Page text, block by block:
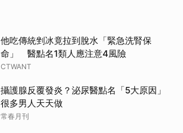
他吃傳統剉冰竟拉到脫水「緊急洗腎保
命」 醫點名1類人應注意4風險
CTWANT
攝護腺反覆發炎？泌尿醫點名「5大原因」
很多男人天天做
常春月刊